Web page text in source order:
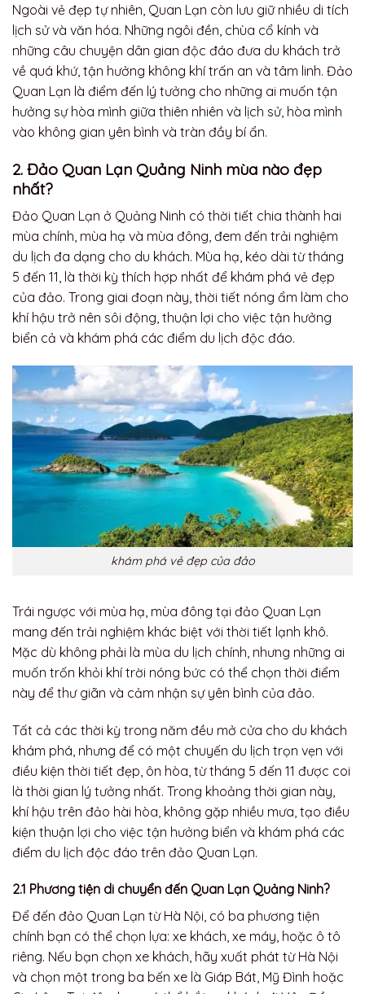
Ngoài vẻ đẹp tự nhiên, Quan Lạn còn lưu giữ nhiều di tích
lịch sử và văn hóa. Những ngôi đền, chùa cổ kính và
những câu chuyện dân gian độc đáo đưa du khách trở
về quá khứ, tận hưởng không khí trấn an và tâm linh. Đảo
Quan Lạn là điểm đến lý tưởng cho những ai muốn tận
hưởng sự hòa mình giữa thiên nhiên và lịch sử, hòa mình
vào không gian yên bình và tràn đầy bí ẩn.
2. Đảo Quan Lạn Quảng Ninh mùa nào đẹp
nhất?
Đảo Quan Lạn ở Quảng Ninh có thời tiết chia thành hai
mùa chính, mùa hạ và mùa đông, đem đến trải nghiệm
du lịch đa dạng cho du khách. Mùa hạ, kéo dài từ tháng
5 đến 11, là thời kỳ thích hợp nhất để khám phá vẻ đẹp
của đảo. Trong giai đoạn này, thời tiết nóng ẩm làm cho
khí hậu trở nên sôi động, thuận lợi cho việc tận hưởng
biển cả và khám phá các điểm du lịch độc đáo.
khám phá vẻ đẹp của đảo
Trái ngược với mùa hạ, mùa đông tại đảo Quan Lạn
mang đến trải nghiệm khác biệt với thời tiết lạnh khô.
Mặc dù không phải là mùa du lịch chính, nhưng những ai
muốn trốn khỏi khí trời nóng bức có thể chọn thời điểm
này để thư giãn và cảm nhận sự yên bình của đảo.
Tất cả các thời kỳ trong năm đều mở cửa cho du khách
khám phá, nhưng để có một chuyến du lịch trọn vẹn với
điều kiện thời tiết đẹp, ôn hòa, từ tháng 5 đến 11 được coi
là thời gian lý tưởng nhất. Trong khoảng thời gian này,
khí hậu trên đảo hài hòa, không gặp nhiều mưa, tạo điều
kiện thuận lợi cho việc tận hưởng biển và khám phá các
điểm du lịch độc đáo trên đảo Quan Lạn.
2.1 Phương tiện di chuyển đến Quan Lạn Quảng Ninh?
Để đến đảo Quan Lạn từ Hà Nội, có ba phương tiện
chính bạn có thể chọn lựa: xe khách, xe máy, hoặc ô tô
riêng. Nếu bạn chọn xe khách, hãy xuất phát từ Hà Nội
và chọn một trong ba bến xe là Giáp Bát, Mỹ Đình hoặc